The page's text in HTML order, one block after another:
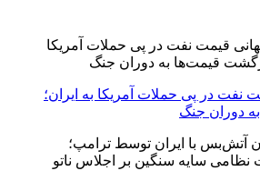
نفت در پی حملات آمریکا به ایران؛
دوران جنگ